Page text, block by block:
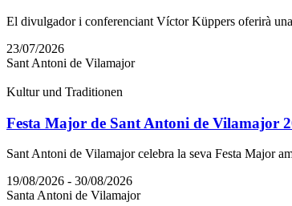
El divulgador i conferenciant Víctor Küppers oferirà
23/07/2026
Sant Antoni de Vilamajor
Kultur und Traditionen
Festa Major de Sant Antoni de Vilamajor
Sant Antoni de Vilamajor celebra la seva Festa Major
19/08/2026 - 30/08/2026
Santa Antoni de Vilamajor